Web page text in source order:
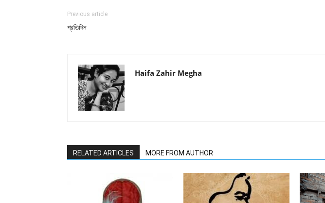
Previous article
প্রতিদিন
Haifa Zahir Megha
RELATED ARTICLES MORE FROM AUTHOR